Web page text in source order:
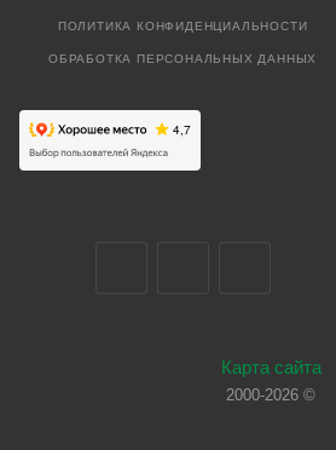
ПОЛИТИКА КОНФИДЕНЦИАЛЬНОСТИ
ОБРАБОТКА ПЕРСОНАЛЬНЫХ ДАННЫХ
Карта сайта
2000-2026 ©